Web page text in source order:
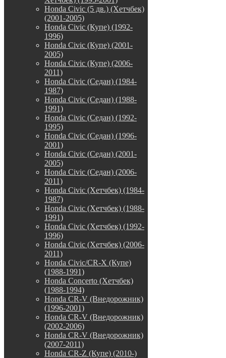
Honda Civic (5 дв.) (Хетчбек)
(2001-2005)
Honda Civic (Купе) (1992-
1996)
Honda Civic (Купе) (2001-
2005)
Honda Civic (Купе) (2006-
2011)
Honda Civic (Седан) (1984-
1987)
Honda Civic (Седан) (1988-
1991)
Honda Civic (Седан) (1992-
1995)
Honda Civic (Седан) (1996-
2001)
Honda Civic (Седан) (2001-
2005)
Honda Civic (Седан) (2006-
2011)
Honda Civic (Хетчбек) (1984-
1987)
Honda Civic (Хетчбек) (1988-
1991)
Honda Civic (Хетчбек) (1992-
1996)
Honda Civic (Хетчбек) (2006-
2011)
Honda Civic/CR-X (Купе)
(1988-1991)
Honda Concerto (Хетчбек)
(1988-1994)
Honda CR-V (Внедорожник)
(1996-2001)
Honda CR-V (Внедорожник)
(2002-2006)
Honda CR-V (Внедорожник)
(2007-2011)
Honda CR-Z (Купе) (2010-)